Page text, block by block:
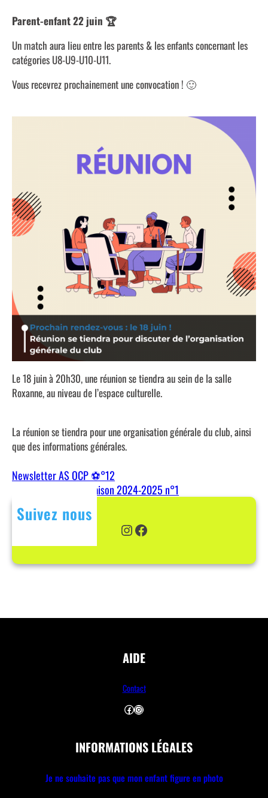
Parent-enfant 22 juin 🏆
Un match aura lieu entre les parents & les enfants concernant les
catégories U8-U9-U10-U11.
Vous recevrez prochainement une convocation ! 🙂
Le 18 juin à 20h30, une réunion se tiendra au sein de la salle
Roxanne, au niveau de l’espace culturelle.
La réunion se tiendra pour une organisation générale du club, ainsi
que des informations générales.
Newsletter AS OCP ⚽°12
Newsletter As OCP saison 2024-2025 n°1
Suivez nous
Instagram Facebook
AIDE
Contact
Facebook Instagram
INFORMATIONS LÉGALES
Je ne souhaite pas que mon enfant figure en photo